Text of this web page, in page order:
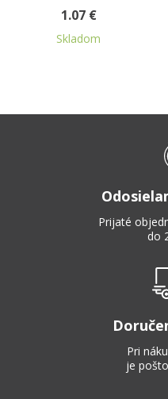
Prijaté
do
Pri
je